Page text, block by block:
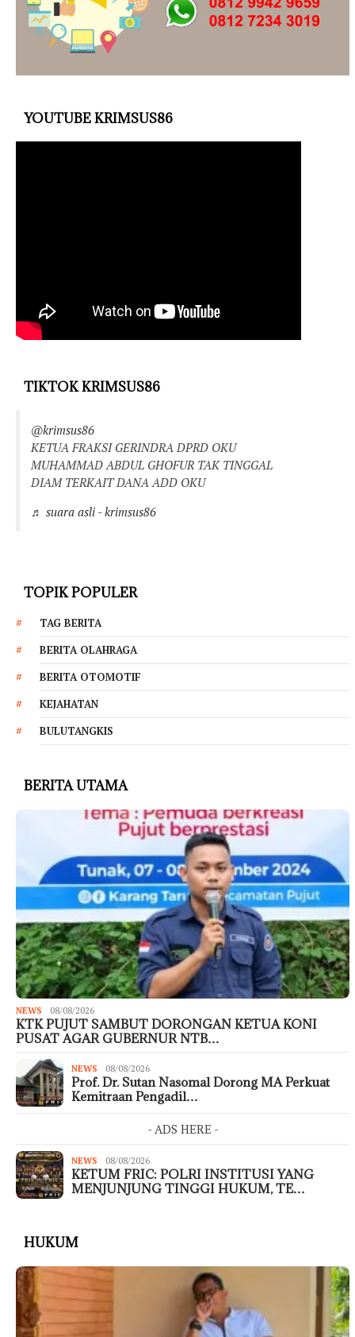
YOUTUBE KRIMSUS86
TIKTOK KRIMSUS86
@krimsus86
KETUA FRAKSI GERINDRA DPRD OKU
MUHAMMAD ABDUL GHOFUR TAK TINGGAL
DIAM TERKAIT DANA ADD OKU
♬ suara asli - krimsus86
TOPIK POPULER
TAG BERITA
BERITA OLAHRAGA
BERITA OTOMOTIF
KEJAHATAN
BULUTANGKIS
BERITA UTAMA
NEWS 08/08/2026
KTK PUJUT SAMBUT DORONGAN KETUA KONI
PUSAT AGAR GUBERNUR NTB…
NEWS 08/08/2026
Prof. Dr. Sutan Nasomal Dorong MA Perkuat
Kemitraan Pengadil…
- ADS HERE -
NEWS 08/08/2026
KETUM FRIC: POLRI INSTITUSI YANG
MENJUNJUNG TINGGI HUKUM, TE…
HUKUM